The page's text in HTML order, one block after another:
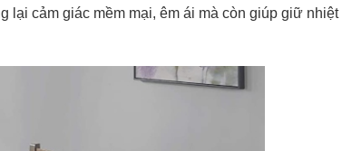
lại cảm giác mềm mại, êm ái mà còn giúp giữ nhiệt